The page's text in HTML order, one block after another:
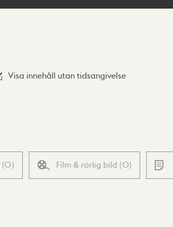
Visa innehåll utan tidsangivelse
(0) Film & rörlig bild (0)